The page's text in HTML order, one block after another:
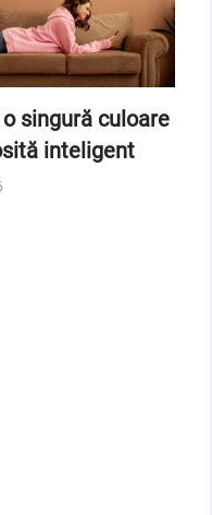
singură culoare
inteligent